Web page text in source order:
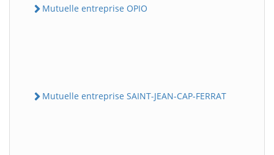
Mutuelle entreprise OPIO
Mutuelle entreprise SAINT-JEAN-CAP-FERRAT